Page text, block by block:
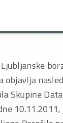
objavlja
Skupine